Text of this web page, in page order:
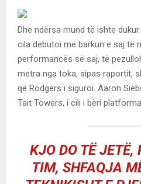
Dhe ndërsa mund të ishte
cila debutoi me barkun e saj të
performancës së saj, të
metra nga toka, sipas raportit,
që Rodgers i siguroi. Aaron
Tait Towers, i cili i bëri
KJO DO TË JETË,
TIM, SHFAQJA